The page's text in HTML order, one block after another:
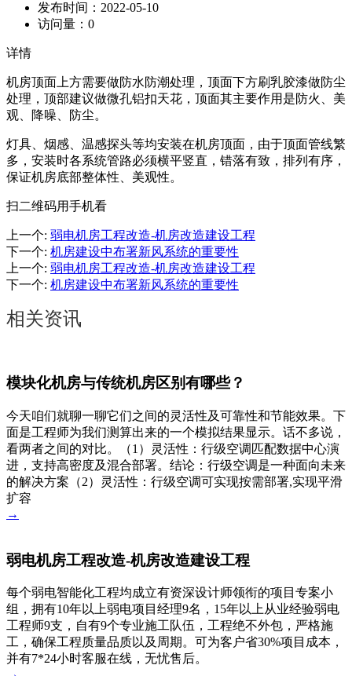
发布时间： 2022-05-10
访问量： 0
详情
机房顶面上方需要做防水防潮处理，顶面下方刷乳胶漆做防尘
处理，顶部建议做微孔铝扣天花，顶面其主要作用是防火、美
观、降噪、防尘。
灯具、烟感、温感探头等均安装在机房顶面，由于顶面管线繁
多，安装时各系统管路必须横平竖直，错落有致，排列有序，
保证机房底部整体性、美观性。
扫二维码用手机看
上一个: 弱电机房工程改造-机房改造建设工程
下一个: 机房建设中布署新风系统的重要性
上一个: 弱电机房工程改造-机房改造建设工程
下一个: 机房建设中布署新风系统的重要性
相关资讯
模块化机房与传统机房区别有哪些？
今天咱们就聊一聊它们之间的灵活性及可靠性和节能效果。下
面是工程师为我们测算出来的一个模拟结果显示。话不多说，
看两者之间的对比。（1）灵活性：行级空调匹配数据中心演
进，支持高密度及混合部署。结论：行级空调是一种面向未来
的解决方案（2）灵活性：行级空调可实现按需部署,实现平滑
扩容
→
弱电机房工程改造-机房改造建设工程
每个弱电智能化工程均成立有资深设计师领衔的项目专案小
组，拥有10年以上弱电项目经理9名，15年以上从业经验弱电
工程师9支，自有9个专业施工队伍，工程绝不外包，严格施
工，确保工程质量品质以及周期。可为客户省30%项目成本，
并有7*24小时客服在线，无忧售后。